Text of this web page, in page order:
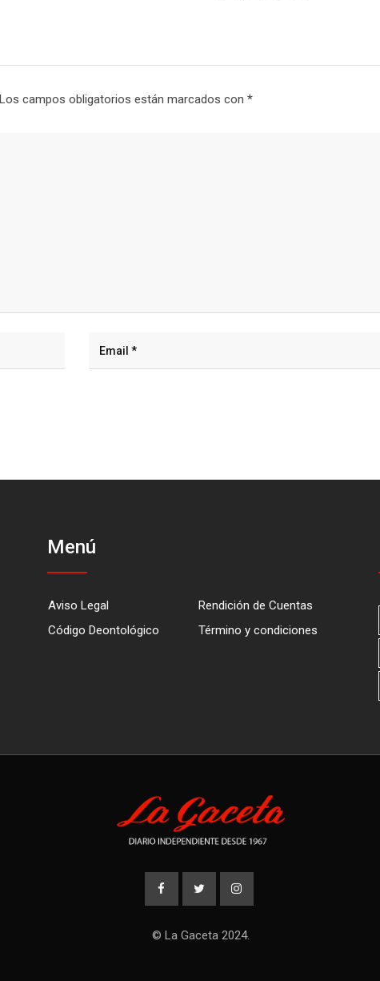
Los campos obligatorios están marcados con *
Menú
Aviso Legal
Rendición de Cuentas
Código Deontológico
Término y condiciones
© La Gaceta 2024.